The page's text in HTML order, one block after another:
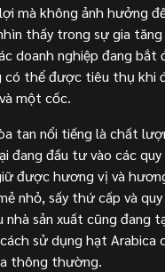
mà không ảnh hưởng
thấy trong sự gia tăng
doanh nghiệp đang bắt
thể được tiêu thụ khi
một cốc.
tan nổi tiếng là chất
đang đầu tư vào các
được hương vị và
nhỏ, sấy thứ cấp và
nhà sản xuất cũng đang
sử dụng hạt
thông thường.